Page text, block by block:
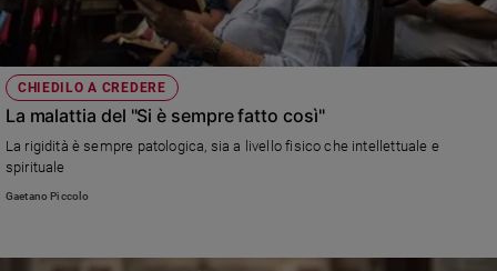
CHIEDILO A CREDERE
La malattia del "Si è sempre fatto così"
La rigidità è sempre patologica, sia a livello fisico che intellettuale e
spirituale
Gaetano Piccolo